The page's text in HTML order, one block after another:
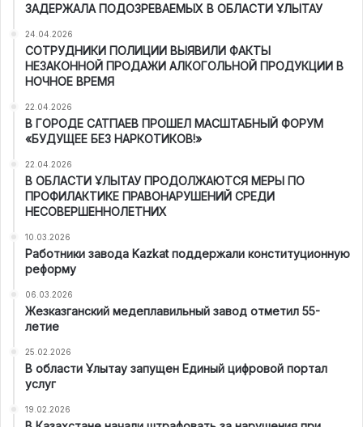
ЗАДЕРЖАЛА ПОДОЗРЕВАЕМЫХ В ОБЛАСТИ ҰЛЫТАУ
24.04.2026
СОТРУДНИКИ ПОЛИЦИИ ВЫЯВИЛИ ФАКТЫ
НЕЗАКОННОЙ ПРОДАЖИ АЛКОГОЛЬНОЙ ПРОДУКЦИИ В
НОЧНОЕ ВРЕМЯ
22.04.2026
В ГОРОДЕ САТПАЕВ ПРОШЕЛ МАСШТАБНЫЙ ФОРУМ
«БУДУЩЕЕ БЕЗ НАРКОТИКОВ!»
22.04.2026
В ОБЛАСТИ ҰЛЫТАУ ПРОДОЛЖАЮТСЯ МЕРЫ ПО
ПРОФИЛАКТИКЕ ПРАВОНАРУШЕНИЙ СРЕДИ
НЕСОВЕРШЕННОЛЕТНИХ
10.03.2026
Работники завода Kazkat поддержали конституционную
реформу
06.03.2026
Жезказганский медеплавильный завод отметил 55-
летие
25.02.2026
В области Ұлытау запущен Единый цифровой портал
услуг
19.02.2026